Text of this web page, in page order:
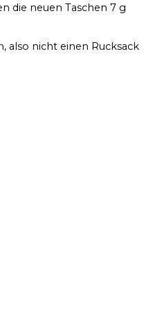
die neuen Taschen 7 g
also nicht einen Rucksack